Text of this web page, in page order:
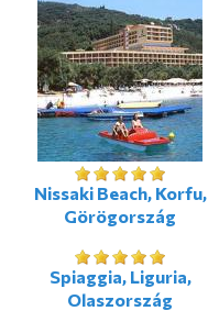
Nissaki Beach, Korfu,
Görögország
Spiaggia, Liguria,
Olaszország